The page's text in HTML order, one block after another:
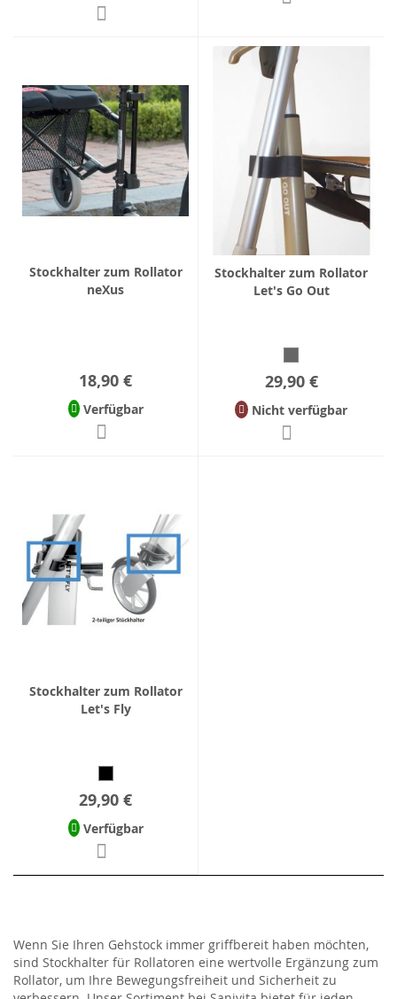
Stockhalter zum Rollator
neXus
18,90 €
Verfügbar
Stockhalter zum Rollator
Let's Go Out
29,90 €
Nicht verfügbar
Stockhalter zum Rollator
Let's Fly
29,90 €
Verfügbar
Wenn Sie Ihren Gehstock immer griffbereit haben möchten,
sind Stockhalter für Rollatoren eine wertvolle Ergänzung zum
Rollator, um Ihre Bewegungsfreiheit und Sicherheit zu